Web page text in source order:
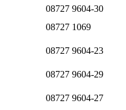
08727 9604-30
08727 1069
08727 9604-23
08727 9604-29
08727 9604-27